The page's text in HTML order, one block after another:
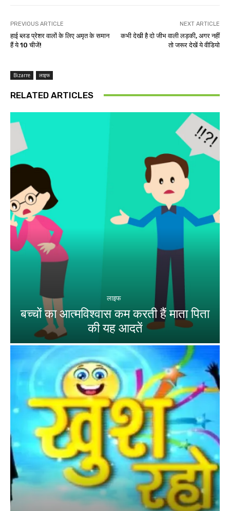
PREVIOUS ARTICLE
हाई ब्लड प्रेशर वालों के लिए अमृत के समान
हैं ये 10 चीजें!
NEXT ARTICLE
कभी देखी है दो जीभ वाली लड़की, अगर नहीं
तो जरूर देखें ये वीडियो
Bizarre लाइफ
RELATED ARTICLES
लाइफ
बच्चों का आत्मविश्वास कम करती हैं माता पिता
की यह आदतें